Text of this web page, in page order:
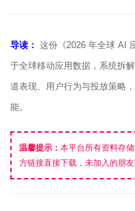
导读： 这份《2026 年全球 AI
于全球移动应用数据，系统拆
道表现、用户行为与投放策略
能。
温馨提示： 本平台所有资料存
方链接直接下载，未加入的朋